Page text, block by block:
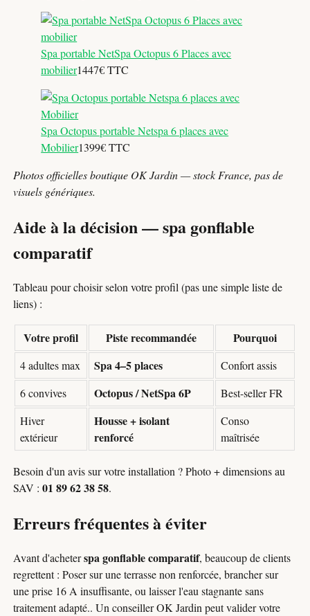
Spa portable NetSpa Octopus 6 Places avec
mobilier1447€ TTC
Spa Octopus portable Netspa 6 places avec
Mobilier1399€ TTC
Photos officielles boutique OK Jardin — stock France, pas de
visuels génériques.
Aide à la décision — spa gonflable
comparatif
Tableau pour choisir selon votre profil (pas une simple liste de
liens) :
Votre profil Piste recommandée Pourquoi
4 adultes max Spa 4–5 places
Confort assis
6 convives
Octopus / NetSpa 6P
Best-seller FR
Hiver
extérieur
Housse + isolant
renforcé
Conso
maîtrisée
Besoin d'un avis sur votre installation ? Photo + dimensions au
SAV :01 89 62 38 58.
Erreurs fréquentes à éviter
Avant d'acheterspa gonflable comparatif, beaucoup de clients
regrettent : Poser sur une terrasse non renforcée, brancher sur
une prise 16 A insuffisante, ou laisser l'eau stagnante sans
traitement adapté.. Un conseiller OK Jardin peut valider votre